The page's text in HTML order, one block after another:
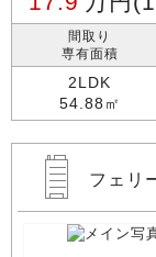
間取り
専有面積
2LDK
54.88㎡
フェリ